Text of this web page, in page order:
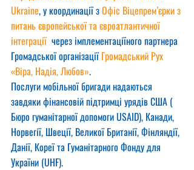
Ukraine, у координації з Офіс Віцепрем’єрки з
питань європейської та євроатлантичної
інтеграції через імплементаціїного партнера
Громадської організації Громадський Рух
«Віра, Надія, Любов».
Послуги мобільної бригади надаються
завдяки фінансовій підтримці урядів США (
Бюро гуманітарної допомоги USAID), Канади,
Норвегії, Швеції, Великої Британії, Фінляндії,
Данії, Кореї та Гуманітарного Фонду для
України (UHF).